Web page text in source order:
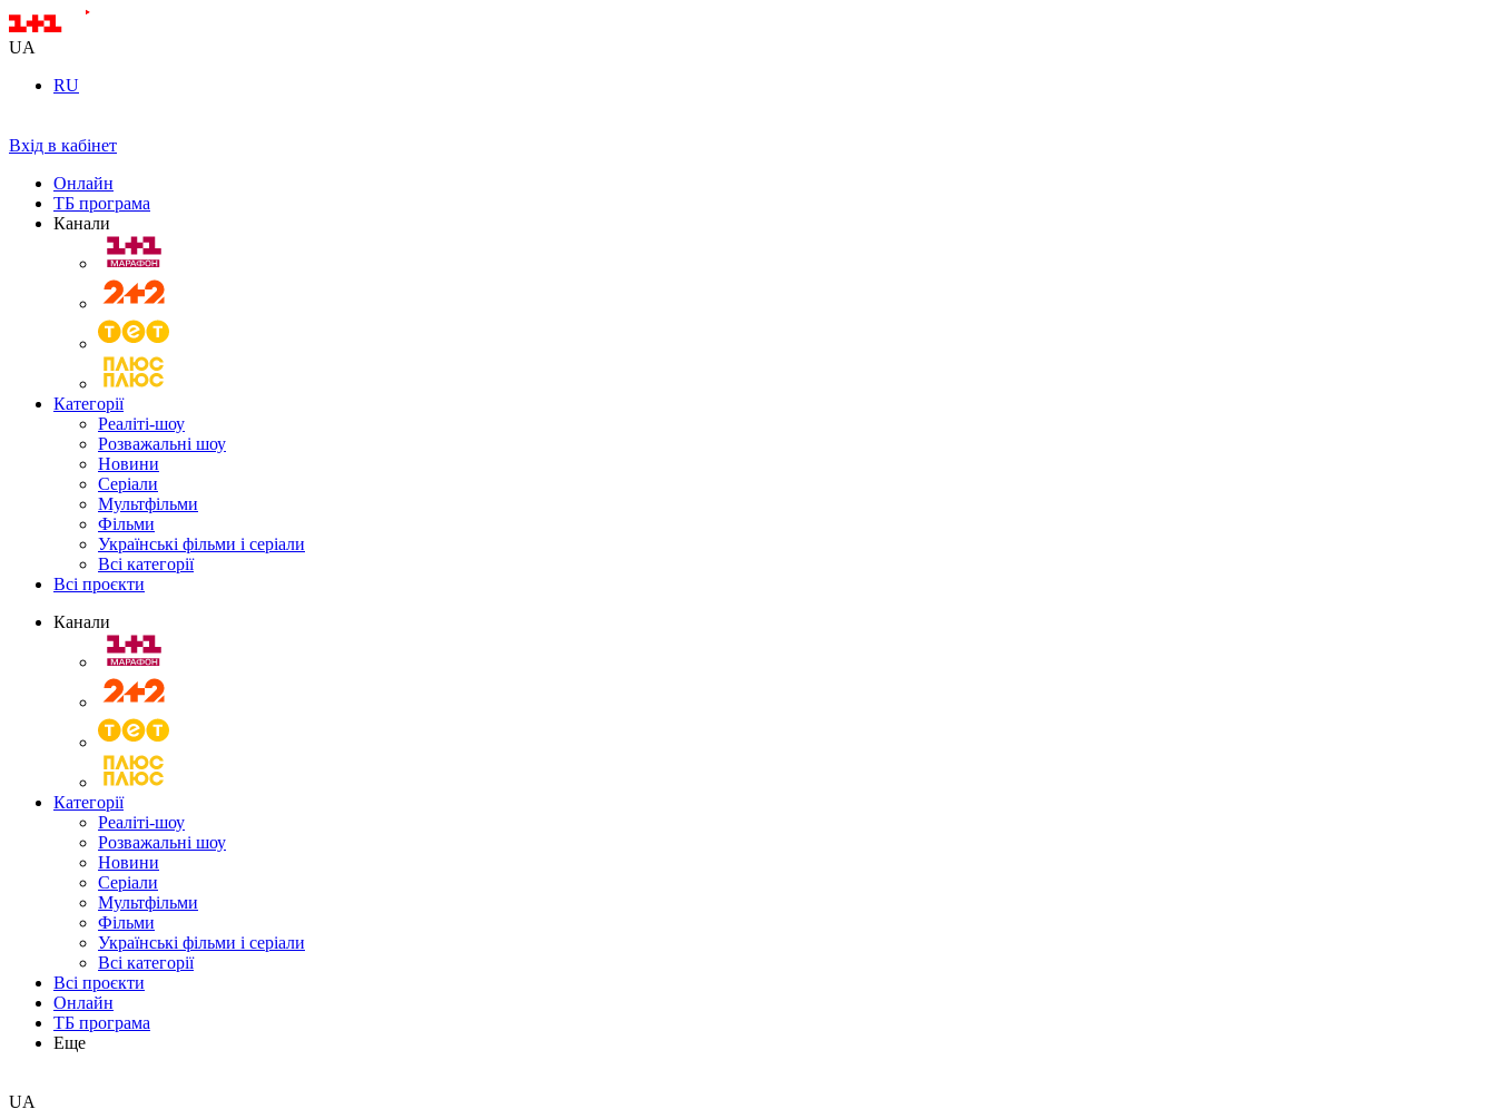
UA
RU
Вхід в кабінет
Онлайн
ТБ програма
Канали
Категорії
Реаліті-шоу
Розважальні шоу
Новини
Серіали
Мультфільми
Фільми
Українські фільми і серіали
Всі категорії
Всі проєкти
Канали
Категорії
Реаліті-шоу
Розважальні шоу
Новини
Серіали
Мультфільми
Фільми
Українські фільми і серіали
Всі категорії
Всі проєкти
Онлайн
ТБ програма
Еще
UA